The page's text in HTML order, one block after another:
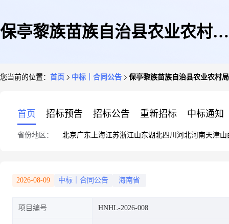
保亭黎族苗族自治县农业农村局
您当前的位置： 首页 中标｜合同公告 保亭黎族苗族自治县农业农村
首页 招标预告 招标公告 重新招标 中标通知
省份地区： 北京广东 上海江苏浙江山东湖北四川 河北河南天津山
2026-08-09 中标｜合同公告 海南省
项目编号 HNHL-2026-008